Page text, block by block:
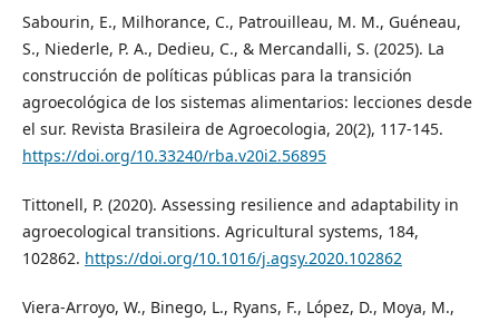
Sabourin, E., Milhorance, C., Patrouilleau, M. M., Guéneau,
S., Niederle, P. A., Dedieu, C., & Mercandalli, S. (2025). La
construcción de políticas públicas para la transición
agroecológica de los sistemas alimentarios: lecciones desde
el sur. Revista Brasileira de Agroecologia, 20(2), 117-145.
https://doi.org/10.33240/rba.v20i2.56895
Tittonell, P. (2020). Assessing resilience and adaptability in
agroecological transitions. Agricultural systems, 184,
102862. https://doi.org/10.1016/j.agsy.2020.102862
Viera-Arroyo, W., Binego, L., Ryans, F., López, D., Moya, M.,